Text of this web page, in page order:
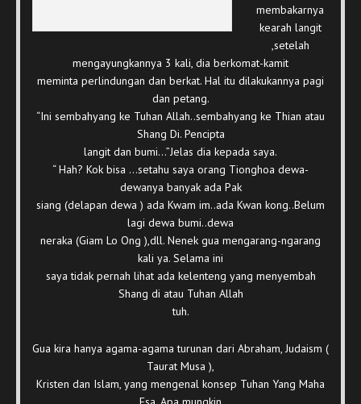
membakarnya
kearah langit
,setelah
mengayungkannya 3 kali, dia berkomat-kamit
meminta perlindungan dan berkat. Hal itu dilakukannya pagi
dan petang.
“Ini sembahyang ke Tuhan Allah..sembahyang ke Thian atau
Shang Di. Pencipta
langit dan bumi…”Jelas dia kepada saya.
“ Hah? Kok bisa …setahu saya orang Tionghoa dewa-
dewanya banyak ada Pak
siang (delapan dewa ) ada Kwam im..ada Kwan kong..Belum
lagi dewa bumi..dewa
neraka (Giam Lo Ong ),dll. Nenek gua mengarang-ngarang
kali ya. Selama ini
saya tidak pernah lihat ada kelenteng yang menyembah
Shang di atau Tuhan Allah
tuh.
Gua kira hanya agama-agama turunan dari Abraham, Judaism (
Taurat Musa ),
Kristen dan Islam, yang mengenal konsep Tuhan Yang Maha